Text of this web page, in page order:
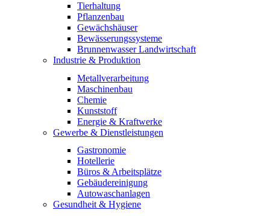
Tierhaltung
Pflanzenbau
Gewächshäuser
Bewässerungssysteme
Brunnenwasser Landwirtschaft
Industrie & Produktion
Metallverarbeitung
Maschinenbau
Chemie
Kunststoff
Energie & Kraftwerke
Gewerbe & Dienstleistungen
Gastronomie
Hotellerie
Büros & Arbeitsplätze
Gebäudereinigung
Autowaschanlagen
Gesundheit & Hygiene